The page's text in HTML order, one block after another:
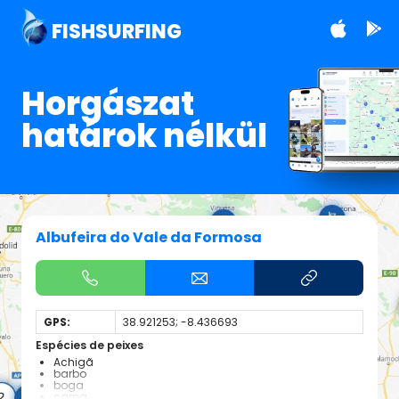
FISHSURFING
Horgászat
határok nélkül
Albufeira do Vale da Formosa
GPS:
38.921253; -8.436693
Espécies de peixes
Achigã
barbo
boga